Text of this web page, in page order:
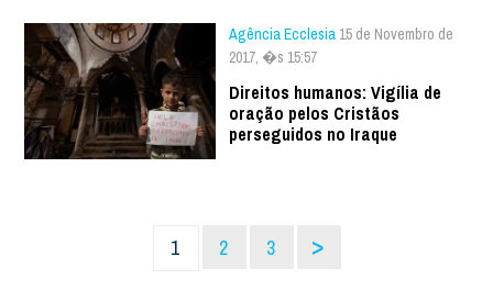
Agência Ecclesia 15 de Novembro de
2017, �s 15:57
Direitos humanos: Vigília de
oração pelos Cristãos
perseguidos no Iraque
1 2 3 >